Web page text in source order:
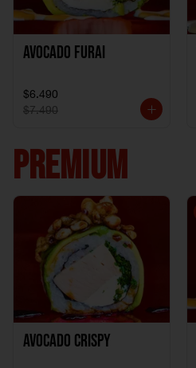
Avocado Furai
$6.490
$7.490
PREMIUM
Avocado Crispy